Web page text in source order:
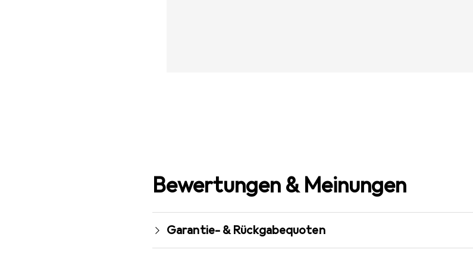
Bewertungen & Meinungen
Garantie- & Rückgabequoten